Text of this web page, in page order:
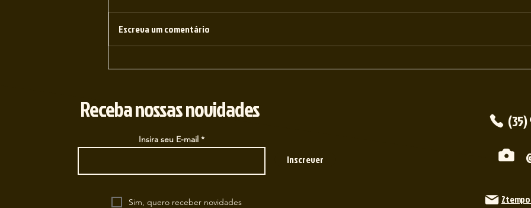
tabacaria é um universo à parte —...
Escreva um comentário
Receba nossas novidades
Insira seu E-mail
Inscrever
Sim, quero receber novidades